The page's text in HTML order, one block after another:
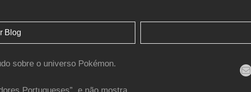
Blog
sobre o universo Pokémon. Mail